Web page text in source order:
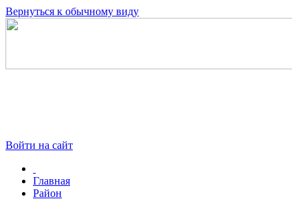
Вернуться к обычному виду
Войти на сайт
Главная
Район